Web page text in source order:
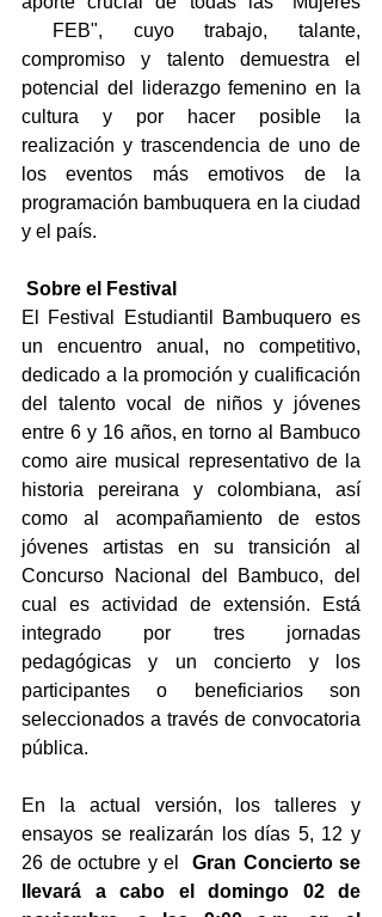
FEB", cuyo trabajo, talante,
compromiso y talento demuestra el
potencial del liderazgo femenino en la
cultura y por hacer posible la
realización y trascendencia de uno de
los eventos más emotivos de la
programación bambuquera en la ciudad
y el país.
Sobre el Festival
El Festival Estudiantil Bambuquero es
un encuentro anual, no competitivo,
dedicado a la promoción y cualificación
del talento vocal de niños y jóvenes
entre 6 y 16 años, en torno al Bambuco
como aire musical representativo de la
historia pereirana y colombiana, así
como al acompañamiento de estos
jóvenes artistas en su transición al
Concurso Nacional del Bambuco, del
cual es actividad de extensión. Está
integrado por tres jornadas
pedagógicas y un concierto y los
participantes o beneficiarios son
seleccionados a través de convocatoria
pública.
En la actual versión, los talleres y
ensayos se realizarán los días 5, 12 y
26 de octubre y el Gran Concierto se
llevará a cabo el domingo 02 de